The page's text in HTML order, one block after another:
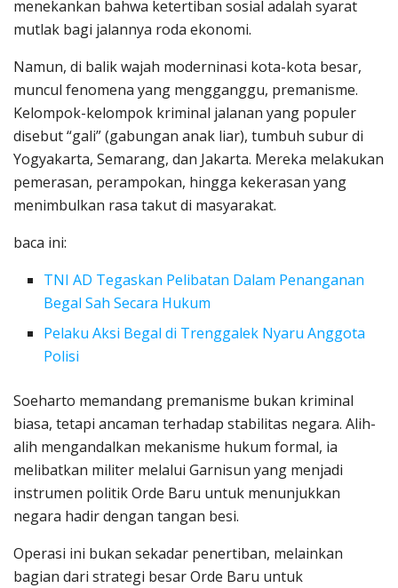
menekankan bahwa ketertiban sosial adalah syarat
mutlak bagi jalannya roda ekonomi.
Namun, di balik wajah moderninasi kota-kota besar,
muncul fenomena yang mengganggu, premanisme.
Kelompok-kelompok kriminal jalanan yang populer
disebut “gali” (gabungan anak liar), tumbuh subur di
Yogyakarta, Semarang, dan Jakarta. Mereka melakukan
pemerasan, perampokan, hingga kekerasan yang
menimbulkan rasa takut di masyarakat.
baca ini:
TNI AD Tegaskan Pelibatan Dalam Penanganan
Begal Sah Secara Hukum
Pelaku Aksi Begal di Trenggalek Nyaru Anggota
Polisi
Soeharto memandang premanisme bukan kriminal
biasa, tetapi ancaman terhadap stabilitas negara. Alih-
alih mengandalkan mekanisme hukum formal, ia
melibatkan militer melalui Garnisun yang menjadi
instrumen politik Orde Baru untuk menunjukkan
negara hadir dengan tangan besi.
Operasi ini bukan sekadar penertiban, melainkan
bagian dari strategi besar Orde Baru untuk